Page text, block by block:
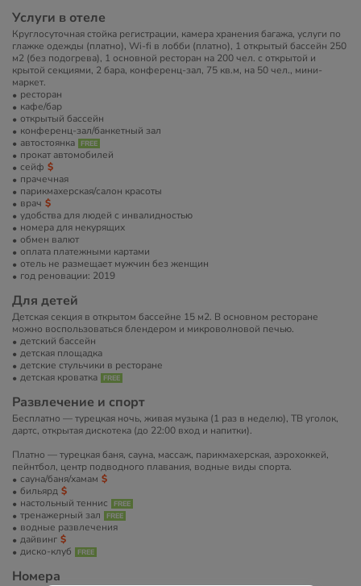
Услуги в отеле
Круглосуточная стойка регистрации, камера хранения багажа, услуги по
глажке одежды (платно), Wi-fi в лобби (платно), 1 открытый бассейн 250
м2 (без подогрева), 1 основной ресторан на 200 чел. с открытой и
крытой секциями, 2 бара, конференц-зал, 75 кв.м, на 50 чел., мини-
маркет.
ресторан
кафе/бар
открытый бассейн
конференц-зал/банкетный зал
автостоянка
прокат автомобилей
сейф
прачечная
парикмахерская/салон красоты
врач
удобства для людей с инвалидностью
номера для некурящих
обмен валют
оплата платежными картами
отель не размещает мужчин без женщин
год реновации: 2019
Для детей
Детская секция в открытом бассейне 15 м2. В основном ресторане
можно воспользоваться блендером и микроволновой печью.
детский бассейн
детская площадка
детские стульчики в ресторане
детская кроватка
Развлечение и спорт
Бесплатно — турецкая ночь, живая музыка (1 раз в неделю), ТВ уголок,
дартс, открытая дискотека (до 22:00 вход и напитки).
Платно — турецкая баня, сауна, массаж, парикмахерская, аэрохоккей,
пейнтбол, центр подводного плавания, водные виды спорта.
сауна/баня/хамам
бильярд
настольный теннис
тренажерный зал
водные развлечения
дайвинг
диско-клуб
Номера